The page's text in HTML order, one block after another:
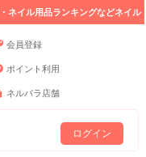
ネイル用品ランキングなどネイル
会員登録
ポイント利用
ネルパラ店舗
ログイン